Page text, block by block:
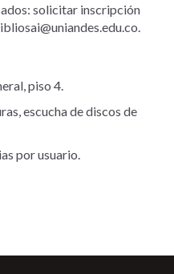
solicitar inscripción
piso 4.
escucha de discos de
por usuario.